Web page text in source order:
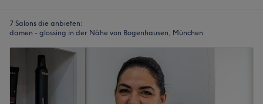
7 Salons die anbieten:
damen - glossing in der Nähe von Bogenhausen, München